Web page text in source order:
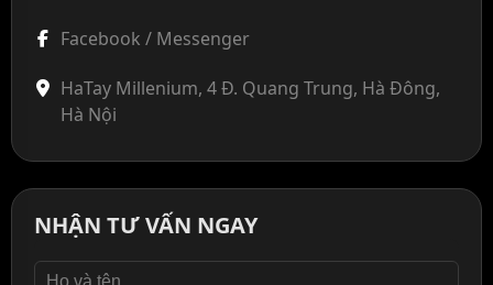
Facebook / Messenger
HaTay Millenium, 4 Đ. Quang Trung, Hà Đông,
Hà Nội
NHẬN TƯ VẤN NGAY